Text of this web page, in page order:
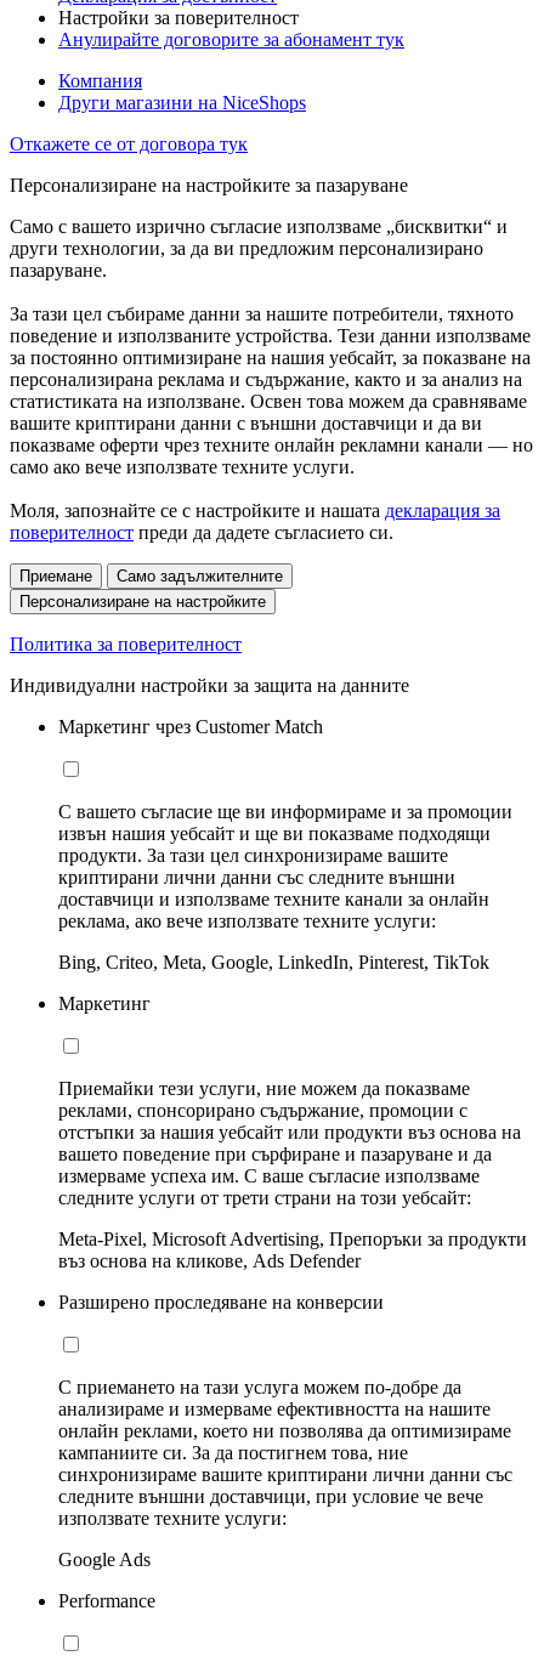
Настройки за поверителност
Анулирайте договорите за абонамент тук
Компания
Други магазини на NiceShops
Откажете се от договора тук
Персонализиране на настройките за пазаруване
Само с вашето изрично съгласие използваме „бисквитки“ и
други технологии, за да ви предложим персонализирано
пазаруване.
За тази цел събираме данни за нашите потребители, тяхното
поведение и използваните устройства. Тези данни използваме
за постоянно оптимизиране на нашия уебсайт, за показване на
персонализирана реклама и съдържание, както и за анализ на
статистиката на използване. Освен това можем да сравняваме
вашите криптирани данни с външни доставчици и да ви
показваме оферти чрез техните онлайн рекламни канали — но
само ако вече използвате техните услуги.
Моля, запознайте се с настройките и нашата декларация за
поверителност преди да дадете съгласието си.
Приемане
Само задължителните
Персонализиране на настройките
Политика за поверителност
Индивидуални настройки за защита на данните
Маркетинг чрез Customer Match
С вашето съгласие ще ви информираме и за промоции
извън нашия уебсайт и ще ви показваме подходящи
продукти. За тази цел синхронизираме вашите
криптирани лични данни със следните външни
доставчици и използваме техните канали за онлайн
реклама, ако вече използвате техните услуги:
Bing, Criteo, Meta, Google, LinkedIn, Pinterest, TikTok
Маркетинг
Приемайки тези услуги, ние можем да показваме
реклами, спонсорирано съдържание, промоции с
отстъпки за нашия уебсайт или продукти въз основа на
вашето поведение при сърфиране и пазаруване и да
измерваме успеха им. С ваше съгласие използваме
следните услуги от трети страни на този уебсайт:
Meta-Pixel, Microsoft Advertising, Препоръки за продукти
въз основа на кликове, Ads Defender
Разширено проследяване на конверсии
С приемането на тази услуга можем по-добре да
анализираме и измерваме ефективността на нашите
онлайн реклами, което ни позволява да оптимизираме
кампаниите си. За да постигнем това, ние
синхронизираме вашите криптирани лични данни със
следните външни доставчици, при условие че вече
използвате техните услуги:
Google Ads
Performance